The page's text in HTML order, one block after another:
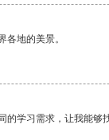
地的美景。
学习需求，让我能够